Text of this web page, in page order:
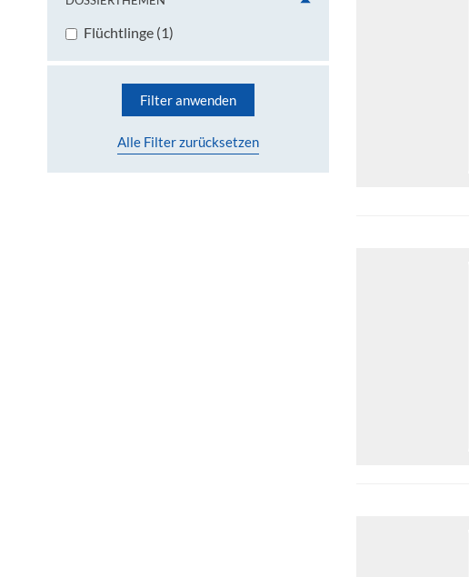
Flüchtlinge (1)
Filter anwenden
Alle Filter zurücksetzen